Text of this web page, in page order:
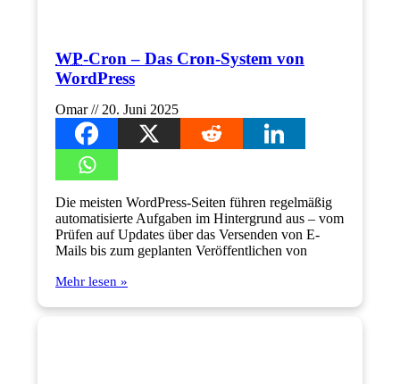
WP-Cron – Das Cron-System von
WordPress
Omar 20. Juni 2025
Die meisten WordPress-Seiten führen regelmäßig
automatisierte Aufgaben im Hintergrund aus – vom
Prüfen auf Updates über das Versenden von E-
Mails bis zum geplanten Veröffentlichen von
Mehr lesen »